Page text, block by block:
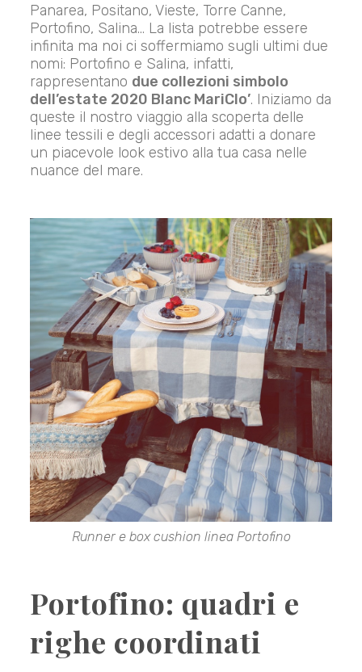
Panarea, Positano, Vieste, Torre Canne,
Portofino, Salina… La lista potrebbe essere
infinita ma noi ci soffermiamo sugli ultimi due
nomi: Portofino e Salina, infatti,
rappresentano due collezioni simbolo
dell’estate 2020 Blanc MariClo’. Iniziamo da
queste il nostro viaggio alla scoperta delle
linee tessili e degli accessori adatti a donare
un piacevole look estivo alla tua casa nelle
nuance del mare.
Runner e box cushion linea Portofino
Portofino: quadri e
righe coordinati